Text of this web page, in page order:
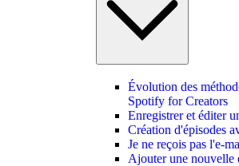
Évolution des
Spotify for Creators
Enregistrer et éditer
Création d'épisodes
Je ne reçois pas l'e-
Ajouter une nouvelle